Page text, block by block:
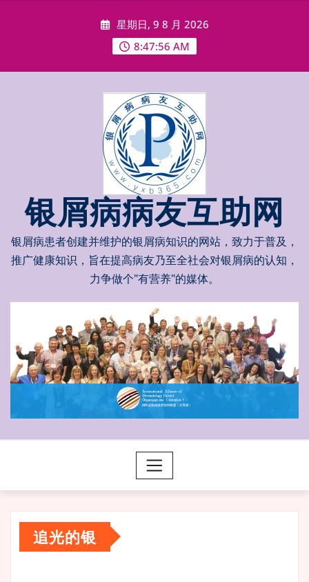
星期日, 9 8 月 2026
8:47:56 AM
银屑病病友互助网
银屑病患者创建并维护的银屑病知识的网站，致力于普及，
推广健康知识，旨在提高病友乃至全社会对银屑病的认知，
力争做个"有营养"的媒体。
追光的银